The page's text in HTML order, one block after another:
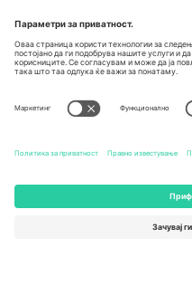
Unter den Linden 24, 10117
Berlin, Germany
Newark, Delaware 19713, United
States